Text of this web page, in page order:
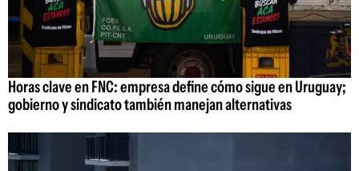
Horas clave en FNC: empresa define cómo sigue en Uruguay;
gobierno y sindicato también manejan alternativas